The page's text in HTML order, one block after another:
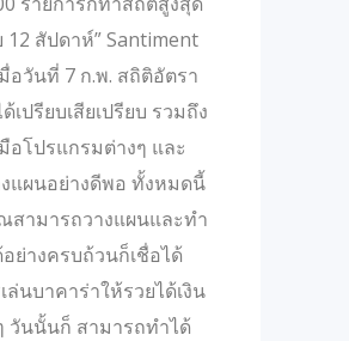
12 สัปดาห์” Santiment
อวันที่ 7 ก.พ. สถิติอัตรา
เปรียบเสียเปรียบ รวมถึง
อโปรแกรมต่างๆ และ
แผนอย่างดีพอ ทั้งหมดนี้
สามารถวางแผนและทำ
ย่างครบถ้วนก็เชื่อได้
ล่นบาคาร่าให้รวยได้เงิน
วันนั้นก็ สามารถทำได้